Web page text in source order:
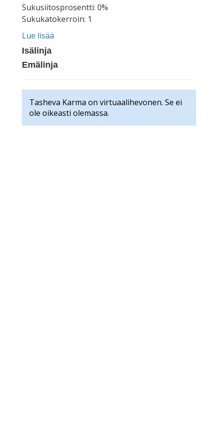
Sukusiitosprosentti: 0%
Sukukatokerroin: 1
Lue lisää
Isälinja
Emälinja
Tasheva Karma on virtuaalihevonen. Se ei
ole oikeasti olemassa.